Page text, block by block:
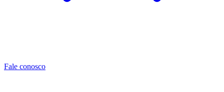
Fale conosco